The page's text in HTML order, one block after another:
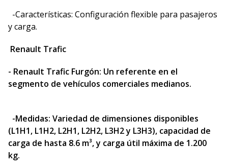
-Características: Configuración flexible para pasajeros
y carga.
Renault Trafic
- Renault Trafic Furgón: Un referente en el
segmento de vehículos comerciales medianos.
-Medidas: Variedad de dimensiones disponibles
(L1H1, L1H2, L2H1, L2H2, L3H2 y L3H3), capacidad de
carga de hasta 8.6 m³, y carga útil máxima de 1.200
kg.